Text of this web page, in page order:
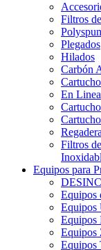
Filtros
Plegados
Hilados
Carbón
En Linea
Regadera
Filtros
Equipos para
Equipos
Equipos
Equipos
Equipos
Equipos